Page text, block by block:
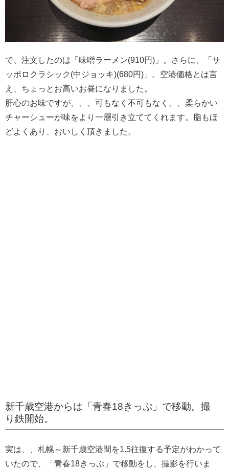
で、注文したのは「味噌ラーメン(910円)」。さらに、「サ
ッポロクラシック(中ジョッキ)(680円)」。空港価格とは言
え、ちょっとお高いお昼になりました。
肝心のお味ですが、、、可もなく不可もなく、、柔らかい
チャーシューが味をより一層引き立ててくれます。脂もほ
どよくあり、おいしく頂きました。
新千歳空港からは「青春18きっぷ」で移動。撮
り鉄開始。
実は、、札幌～新千歳空港間を1.5往復する予定がわかって
いたので、「青春18きっぷ」で移動をし、撮影を行いま